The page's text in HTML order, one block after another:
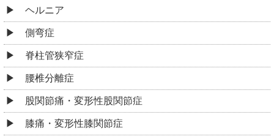
ヘルニア
側弯症
脊柱管狭窄症
腰椎分離症
股関節痛・変形性股関節症
膝痛・変形性膝関節症